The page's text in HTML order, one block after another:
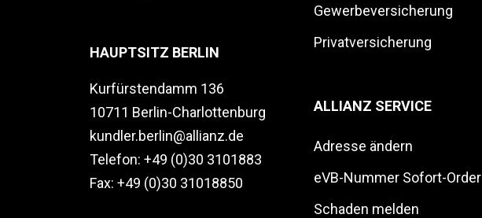
HAUPTSITZ BERLIN
Kurfürstendamm 136
10711 Berlin-Charlottenburg
kundler.berlin@allianz.de
Telefon: +49 (0)30 3101883
Fax: +49 (0)30 31018850
Gewerbeversicherung
Privatversicherung
ALLIANZ SERVICE
Adresse ändern
eVB-Nummer Sofort-Order
Schaden melden